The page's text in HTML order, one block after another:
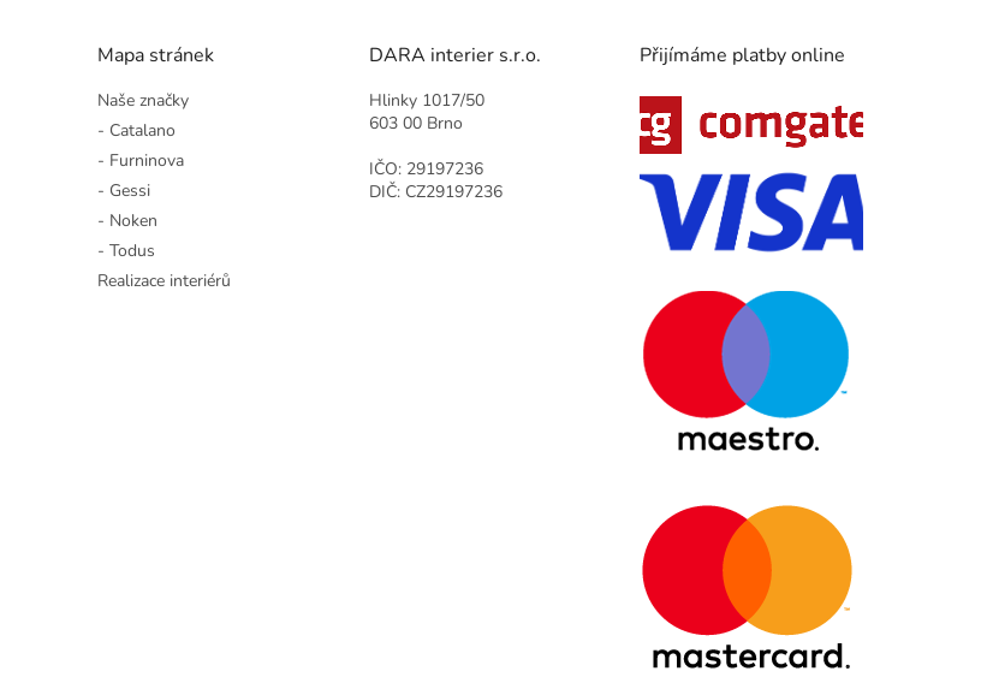
Mapa stránek
Naše značky
- Catalano
- Furninova
- Gessi
- Noken
- Todus
Realizace interiérů
DARA interier s.r.o.
Hlinky 1017/50
603 00 Brno
IČO: 29197236
DIČ: CZ29197236
Přijímáme platby online